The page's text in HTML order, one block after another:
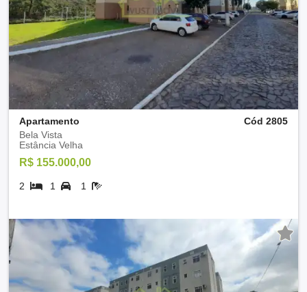
Apartamento
Cód 2805
Bela Vista
Estância Velha
R$ 155.000,00
2 1 1